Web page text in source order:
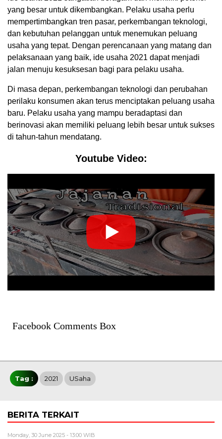
yang besar untuk dikembangkan. Pelaku usaha perlu
mempertimbangkan tren pasar, perkembangan teknologi,
dan kebutuhan pelanggan untuk menemukan peluang
usaha yang tepat. Dengan perencanaan yang matang dan
pelaksanaan yang baik, ide usaha 2021 dapat menjadi
jalan menuju kesuksesan bagi para pelaku usaha.
Di masa depan, perkembangan teknologi dan perubahan
perilaku konsumen akan terus menciptakan peluang usaha
baru. Pelaku usaha yang mampu beradaptasi dan
berinovasi akan memiliki peluang lebih besar untuk sukses
di tahun-tahun mendatang.
Youtube Video:
Facebook Comments Box
Tag : 2021 USaha
BERITA TERKAIT
Monday, 30 June 2025 - 13:00 WIB